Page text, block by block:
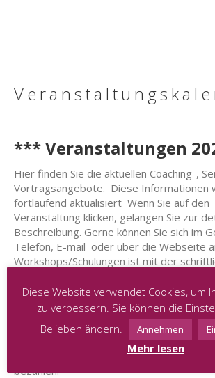
*** Veranstaltungen
Hier finden Sie die aktuellen Coaching-,
Vortragsangebote. Diese Informationen
fortlaufend aktualisiert Wenn Sie auf den
Veranstaltung klicken, gelangen Sie zur
Beschreibung. Gerne können Sie sich im
Telefon, E-mail oder über die Webseite
Workshops/Schulungen ist mit der
Bitte beachten Sie auch diesbezüglich
Geschäftsbedingungen, die bei jeglicher
Veranstaltung bindend sind.
Wenn keine Vorauskasse gefragt ist,
Gebühren für jegliche Veranstaltung in
bezahlen.
Diese Website verwendet Cookies, um
zu verbessern. Sie können die
Belieben ändern.
Annehmen
Mehr lesen